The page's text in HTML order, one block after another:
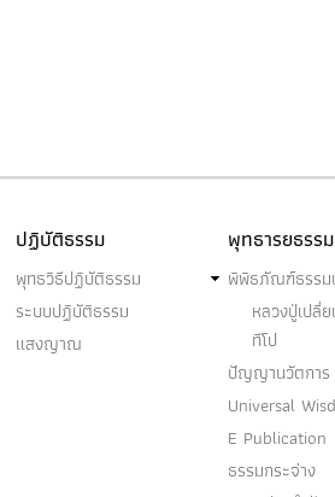
ปฏิบัติธรรม
พุทธวิธีปฏิบัติธรรม
ระบบปฏิบัติธรรม
แสงญาณ
พุทธารยธรรม
พิพิธภัณฑ์ธรรม
หลวงปู่เป
ทีโป
ปัญญานวัตการ
Universal
E Publication
ธรรมกระจ่าง